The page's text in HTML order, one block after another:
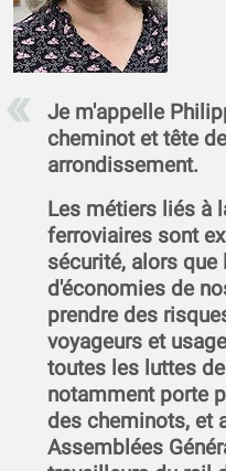
Je m'appelle
cheminot et tête
arrondissement.
Les métiers liés à
ferroviaires sont
sécurité, alors
d'économies de
prendre des
voyageurs et
toutes les luttes
notamment porte
des cheminots, et
Assemblées